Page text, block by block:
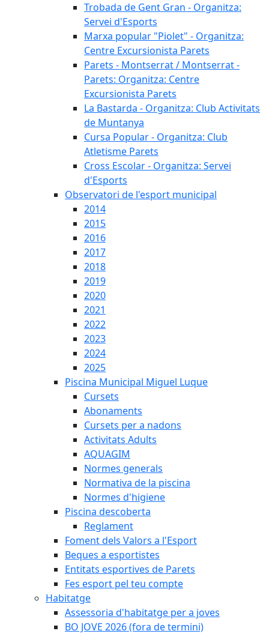
Trobada de Gent Gran - Organitza:
Servei d'Esports
Marxa popular "Piolet" - Organitza:
Centre Excursionista Parets
Parets - Montserrat / Montserrat -
Parets: Organitza: Centre
Excursionista Parets
La Bastarda - Organitza: Club Activitats
de Muntanya
Cursa Popular - Organitza: Club
Atletisme Parets
Cross Escolar - Organitza: Servei
d'Esports
Observatori de l'esport municipal
2014
2015
2016
2017
2018
2019
2020
2021
2022
2023
2024
2025
Piscina Municipal Miguel Luque
Cursets
Abonaments
Cursets per a nadons
Activitats Adults
AQUAGIM
Normes generals
Normativa de la piscina
Normes d'higiene
Piscina descoberta
Reglament
Foment dels Valors a l'Esport
Beques a esportistes
Entitats esportives de Parets
Fes esport pel teu compte
Habitatge
Assessoria d'habitatge per a joves
BO JOVE 2026 (fora de termini)